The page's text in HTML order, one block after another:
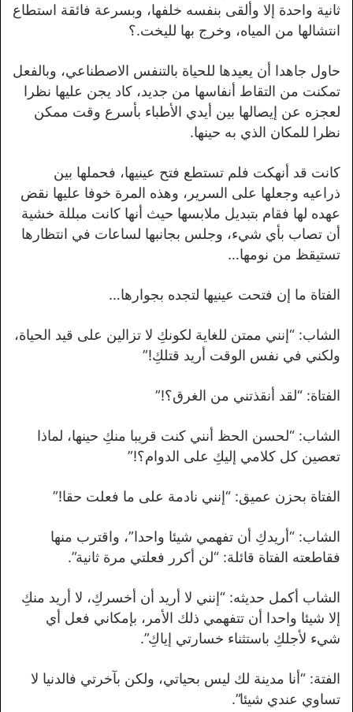
ثانية واحدة إلا وألقى بنفسه خلفها، وبسرعة فائقة استطاع
انتشالها من المياه، وخرج بها لليخت.؟
حاول جاهدا أن يعيدها للحياة بالتنفس الاصطناعي، وبالفعل
تمكنت من التقاط أنفاسها من جديد، كاد يجن عليها نظرا
لعجزه عن إيصالها بين أيدي الأطباء بأسرع وقت ممكن
نظرا للمكان الذي به حينها.
كانت قد أنهكت فلم تستطع فتح عينيها، فحملها بين
ذراعيه وجعلها على السرير، وهذه المرة خوفا عليها نقض
عهده لها فقام بتبديل ملابسها حيث أنها كانت مبللة خشية
أن تصاب بأي شيء، وجلس بجانبها لساعات في انتظارها
تستيقظ من نومها…
الفتاة ما إن فتحت عينيها لتجده بجوارها…
الشاب: “إنني ممتن للغاية لكونكِ لا تزالين على قيد الحياة،
ولكني في نفس الوقت أريد قتلكِ!”
الفتاة: “لقد أنقذتني من الغرق؟!”
الشاب: “لحسن الحظ أنني كنت قريبا منكِ حينها، لماذا
تعصين كل كلامي إليكِ على الدوام؟!”
الفتاة بحزن عميق: “إنني نادمة على ما فعلت حقا!”
الشاب: “أريدكِ أن تفهمي شيئا واحدا”، واقترب منها
فقاطعته الفتاة قائلة: “لن أكرر فعلتي مرة ثانية”.
الشاب أكمل حديثه: “إنني لا أريد أن أخسركِ، لا أريد منكِ
إلا شيئا واحدا أن تتفهمي ذلك الأمر، بإمكاني فعل أي
شيء لأجلكِ باستثناء خسارتي إياكِ”.
الفتة: “أنا مدينة لك ليس بحياتي، ولكن بآخرتي فالدنيا لا
تساوي عندي شيئا”.